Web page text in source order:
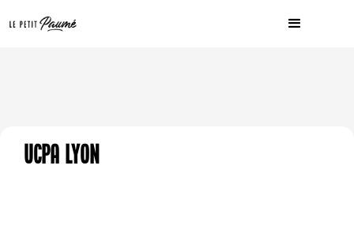
UCPA Lyon